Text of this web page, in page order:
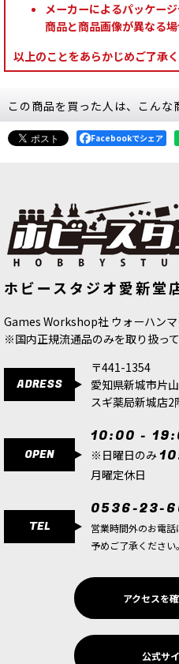
メーカーによるパッケー
商品と商品画像が異なる場
以上のことをあらかじめご了承く
この商品を買った人は、こんな
(シェード色) 77151]
Facebookでシェア
ホビースタジオ愛新堂
Games Workshop社 ウォーハン
※国内正規流通品のみを取り扱っ
ADRESS
〒441-1354
愛知県新城市片
スギ薬局新城店2
OPEN
10:00 -
※日曜日のみ
月曜定休日
TEL
0536-23-
営業時間外のお電話
予めご了承ください。
アクセスを
公式サ